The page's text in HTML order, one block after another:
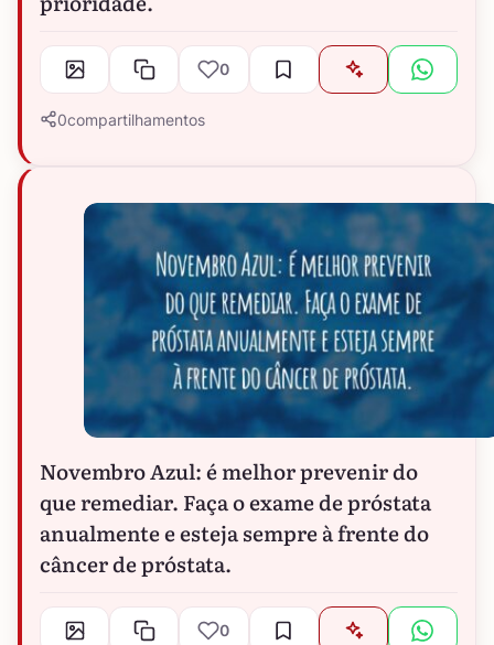
0
0compartilhamentos
Novembro Azul: é melhor prevenir do
que remediar. Faça o exame de próstata
anualmente e esteja sempre à frente do
câncer de próstata.
0